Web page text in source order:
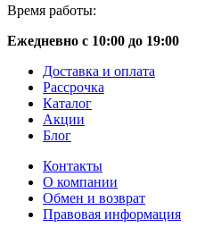
Время работы:
Ежедневно с 10:00 до 19:00
Доставка и оплата
Рассрочка
Каталог
Акции
Блог
Контакты
О компании
Обмен и возврат
Правовая информация